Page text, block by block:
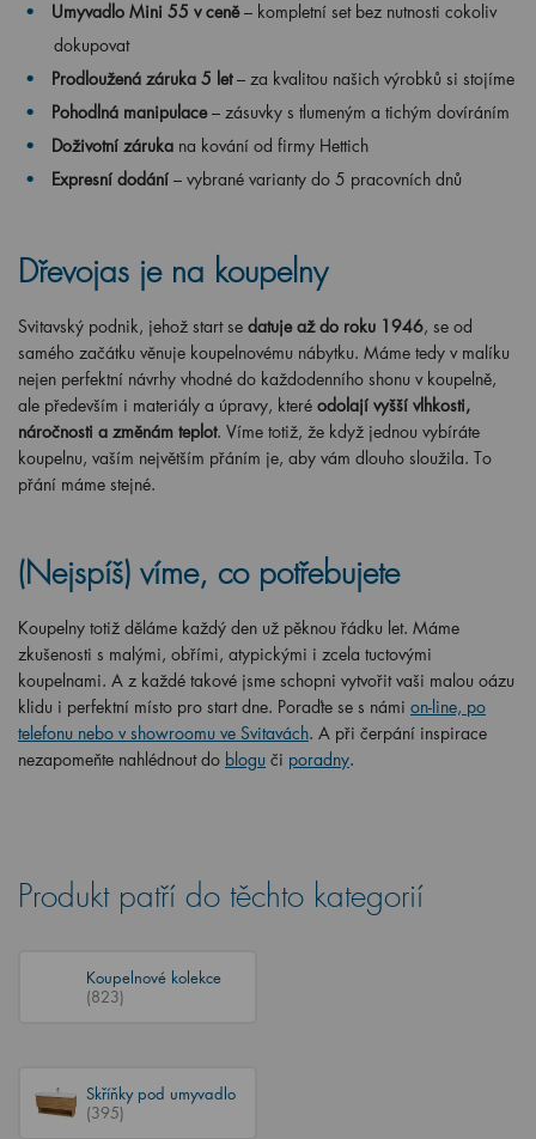
Umyvadlo Mini 55 v ceně – kompletní set bez nutnosti cokoliv
dokupovat
Prodloužená záruka 5 let – za kvalitou našich výrobků si stojíme
Pohodlná manipulace – zásuvky s tlumeným a tichým dovíráním
Doživotní záruka na kování od firmy Hettich
Expresní dodání – vybrané varianty do 5 pracovních dnů
Dřevojas je na koupelny
Svitavský podnik, jehož start se datuje až do roku 1946, se od
samého začátku věnuje koupelnovému nábytku. Máme tedy v malíku
nejen perfektní návrhy vhodné do každodenního shonu v koupelně,
ale především i materiály a úpravy, které odolají vyšší vlhkosti,
náročnosti a změnám teplot. Víme totiž, že když jednou vybíráte
koupelnu, vaším největším přáním je, aby vám dlouho sloužila. To
přání máme stejné.
(Nejspíš) víme, co potřebujete
Koupelny totiž děláme každý den už pěknou řádku let. Máme
zkušenosti s malými, obřími, atypickými i zcela tuctovými
koupelnami. A z každé takové jsme schopni vytvořit vaši malou oázu
klidu i perfektní místo pro start dne. Poraďte se s námi on-line, po
telefonu nebo v showroomu ve Svitavách. A při čerpání inspirace
nezapomeňte nahlédnout do blogu či poradny.
Produkt patří do těchto kategorií
Koupelnové kolekce
(823)
Skříňky pod umyvadlo
(395)